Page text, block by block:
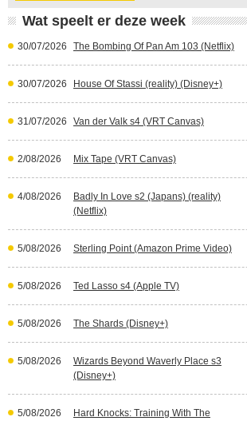
Wat speelt er deze week
30/07/2026 The Bombing Of Pan Am 103 (Netflix)
30/07/2026 House Of Stassi (reality) (Disney+)
31/07/2026 Van der Valk s4 (VRT Canvas)
2/08/2026 Mix Tape (VRT Canvas)
4/08/2026
Badly In Love s2 (Japans) (reality)
(Netflix)
5/08/2026 Sterling Point (Amazon Prime Video)
5/08/2026 Ted Lasso s4 (Apple TV)
5/08/2026 The Shards (Disney+)
5/08/2026
Wizards Beyond Waverly Place s3
(Disney+)
5/08/2026
Hard Knocks: Training With The